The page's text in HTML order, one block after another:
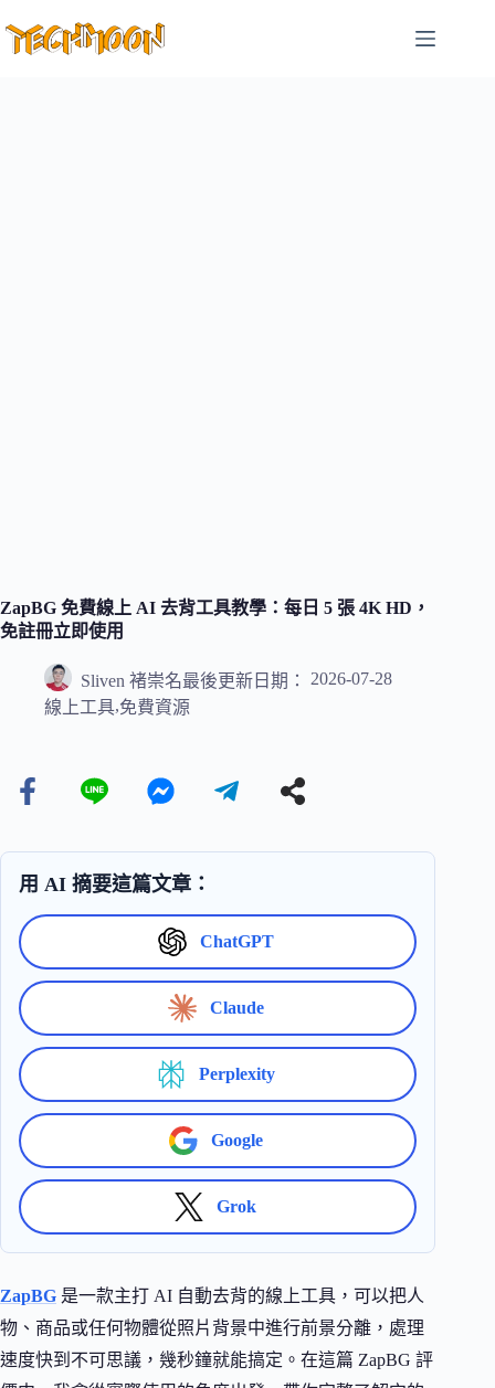
至
ZapBG 免費線上 AI 去背工具教學：每日 5 張 4K HD，
免註冊立即使用
Sliven 褚崇名最後更新日期：
2026-07-28
線上工具,免費資源
用 AI 摘要這篇文章：
ChatGPT
Claude
Perplexity
Google
Grok
ZapBG 是一款主打 AI 自動去背的線上工具，可以把人
物、商品或任何物體從照片背景中進行前景分離，處理
速度快到不可思議，幾秒鐘就能搞定。在這篇 ZapBG 評